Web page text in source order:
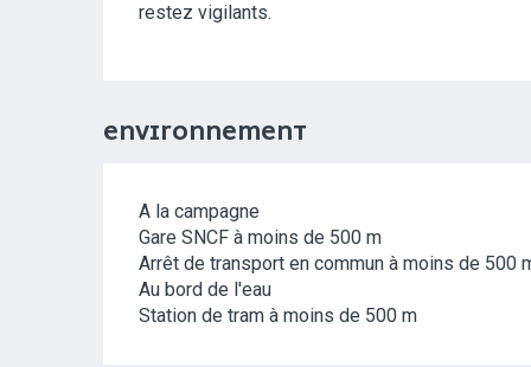
restez vigilants.
ENVIRONNEMENT
A la campagne
Gare SNCF à moins de 500 m
Arrêt de transport en commun à moins de 500
Au bord de l'eau
Station de tram à moins de 500 m